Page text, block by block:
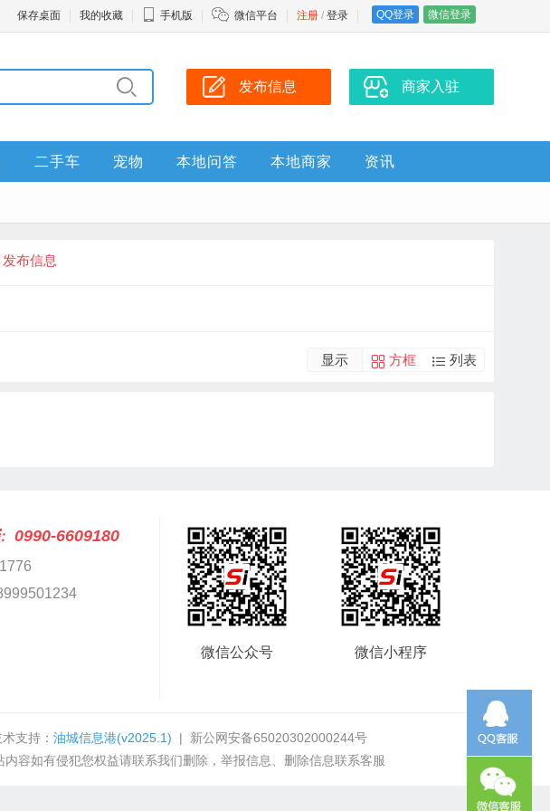
注册 / 登录 QQ登录 微信登录
保存桌面 我的收藏 手机版 微信平台
发布信息 商家入驻
二手车 宠物 本地问答 本地商家 资讯
发布信息
显示 方框 列表
0990-6609180
微信公众号 微信小程序
支持： 油城信息港(v2025.1) | 新公网安备65020302000244号
容如有侵犯您权益请联系我们删除，举报信息、删除信息联系客服